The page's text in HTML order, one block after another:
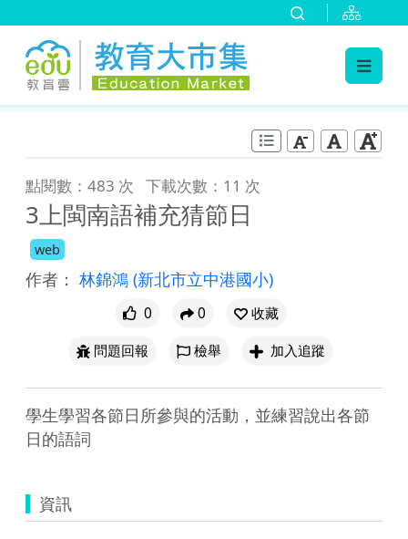
點閱數：483 次 下載次數：11 次
3上閩南語補充猜節日
web
作者： 林錦鴻 (新北市立中港國小)
0 0
收藏
問題回報
檢舉 加入追蹤
學生學習各節日所參與的活動，並練習說出各節
日的語詞
資訊